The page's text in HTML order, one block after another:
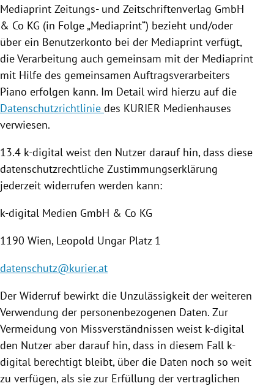
Mediaprint Zeitungs- und Zeitschriftenverlag GmbH
& Co KG (in Folge „Mediaprint“) bezieht und/oder
über ein Benutzerkonto bei der Mediaprint verfügt,
die Verarbeitung auch gemeinsam mit der Mediaprint
mit Hilfe des gemeinsamen Auftragsverarbeiters
Piano erfolgen kann. Im Detail wird hierzu auf die
Datenschutzrichtlinie des KURIER Medienhauses
verwiesen.
13.4 k-digital weist den Nutzer darauf hin, dass diese
datenschutzrechtliche Zustimmungserklärung
jederzeit widerrufen werden kann:
k-digital Medien GmbH & Co KG
1190 Wien, Leopold Ungar Platz 1
datenschutz@kurier.at
Der Widerruf bewirkt die Unzulässigkeit der weiteren
Verwendung der personenbezogenen Daten. Zur
Vermeidung von Missverständnissen weist k-digital
den Nutzer aber darauf hin, dass in diesem Fall k-
digital berechtigt bleibt, über die Daten noch so weit
zu verfügen, als sie zur Erfüllung der vertraglichen